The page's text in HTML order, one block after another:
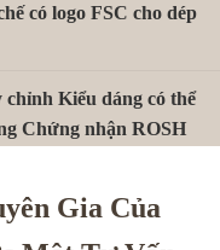
có logo FSC cho dép
Kiểu dáng có thể
Chứng nhận ROSH
Gia Của